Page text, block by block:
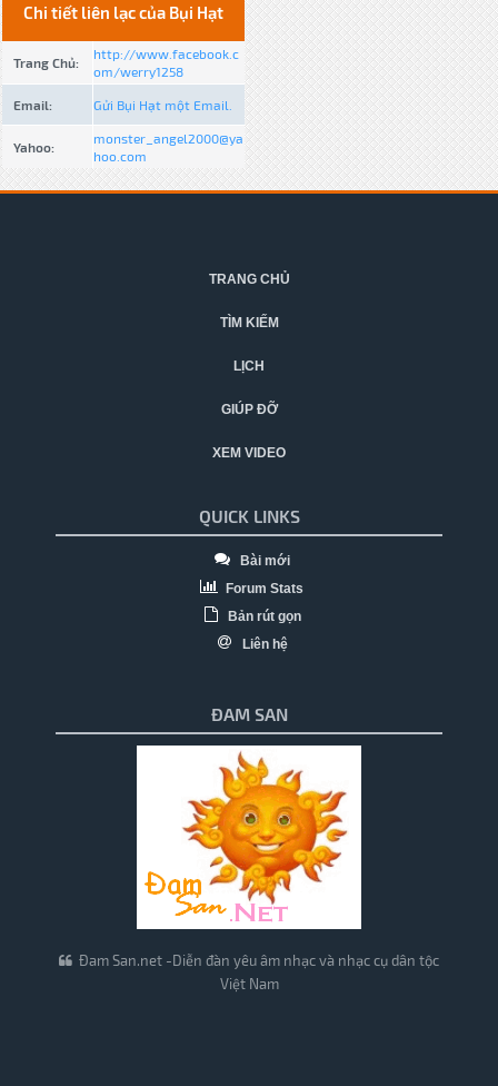
Chi tiết liên lạc của Bụi Hạt
Trang Chủ:
http://www.facebook.c
om/werry1258
Email: Gửi Bụi Hạt một Email.
Yahoo:
monster_angel2000@ya
hoo.com
TRANG CHỦ
TÌM KIẾM
LỊCH
GIÚP ĐỠ
XEM VIDEO
QUICK LINKS
Bài mới
Forum Stats
Bản rút gọn
Liên hệ
ĐAM SAN
Đam San.net -Diễn đàn yêu âm nhạc và nhạc cụ dân tộc
Việt Nam